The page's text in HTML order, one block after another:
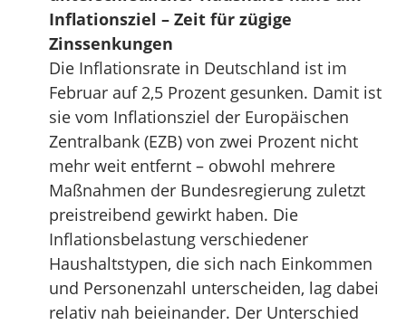
Inflationsziel – Zeit für zügige
Zinssenkungen
Die Inflationsrate in Deutschland ist im
Februar auf 2,5 Prozent gesunken. Damit ist
sie vom Inflationsziel der Europäischen
Zentralbank (EZB) von zwei Prozent nicht
mehr weit entfernt – obwohl mehrere
Maßnahmen der Bundesregierung zuletzt
preistreibend gewirkt haben. Die
Inflationsbelastung verschiedener
Haushaltstypen, die sich nach Einkommen
und Personenzahl unterscheiden, lag dabei
relativ nah beieinander. Der Unterschied